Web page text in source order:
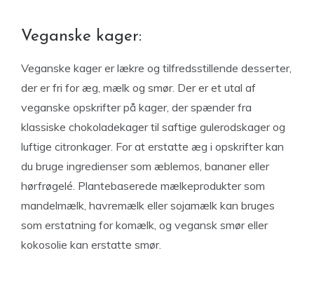
Veganske kager:
Veganske kager er lækre og tilfredsstillende desserter,
der er fri for æg, mælk og smør. Der er et utal af
veganske opskrifter på kager, der spænder fra
klassiske chokoladekager til saftige gulerodskager og
luftige citronkager. For at erstatte æg i opskrifter kan
du bruge ingredienser som æblemos, bananer eller
hørfrøgelé. Plantebaserede mælkeprodukter som
mandelmælk, havremælk eller sojamælk kan bruges
som erstatning for komælk, og vegansk smør eller
kokosolie kan erstatte smør.